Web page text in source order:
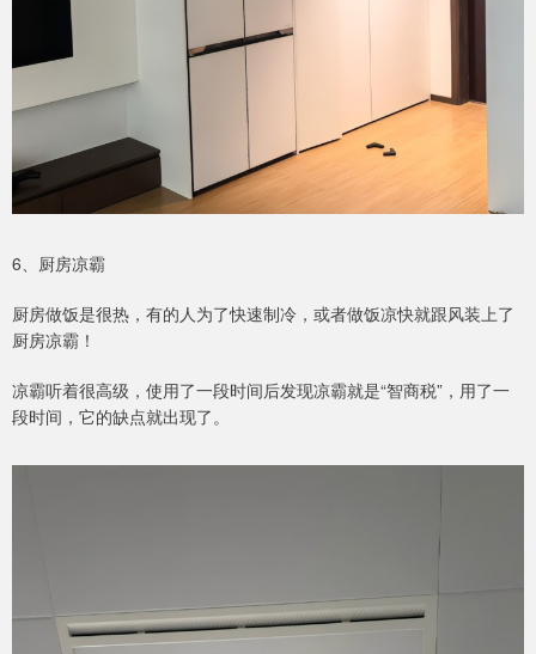
6、厨房凉霸
厨房做饭是很热，有的人为了快速制冷，或者做饭凉快就跟风装上了
厨房凉霸！
凉霸听着很高级，使用了一段时间后发现凉霸就是“智商税”，用了一
段时间，它的缺点就出现了。